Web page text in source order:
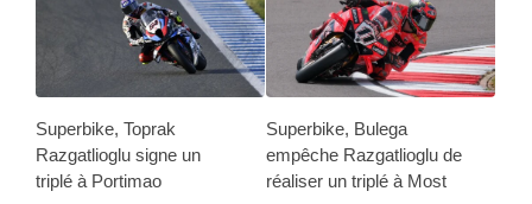
Superbike, Toprak
Razgatlioglu signe un
triplé à Portimao
Superbike, Bulega
empêche Razgatlioglu de
réaliser un triplé à Most